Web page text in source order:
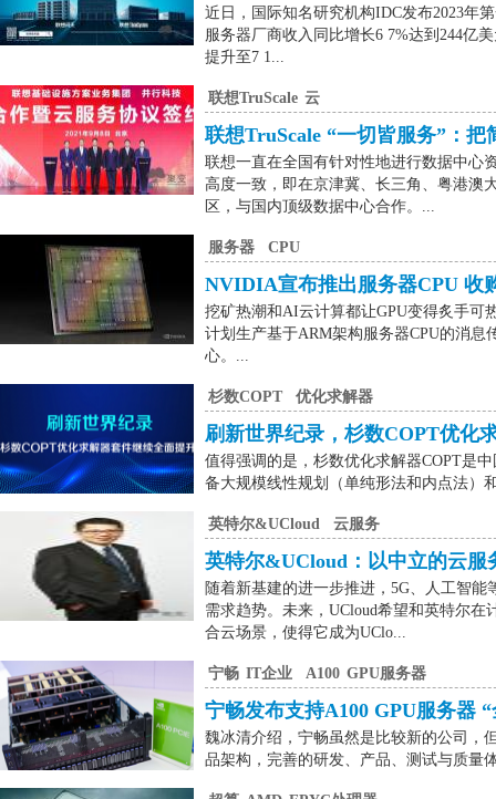
近日，国际知名研究机构IDC发布2023年
服务器厂商收入同比增长6 7%达到244亿
提升至7 1...
联想TruScale 云
联想TruScale “一切皆服务”：把
联想一直在全国有针对性地进行数据中心
高度一致，即在京津冀、长三角、粤港澳
区，与国内顶级数据中心合作。...
服务器 CPU
NVIDIA宣布推出服务器CPU 收
挖矿热潮和AI云计算都让GPU变得炙手
计划生产基于ARM架构服务器CPU的消
心。...
杉数COPT 优化求解器
刷新世界纪录，杉数COPT优化
值得强调的是，杉数优化求解器COPT是
备大规模线性规划（单纯形法和内点法）
英特尔&UCloud 云服务
英特尔&UCloud：以中立的云服
随着新基建的进一步推进，5G、人工智
需求趋势。未来，UCloud希望和英特尔
合云场景，使得它成为UClo...
宁畅 IT企业 A100 GPU服务器
宁畅发布支持A100 GPU服务器
魏冰清介绍，宁畅虽然是比较新的公司，
品架构，完善的研发、产品、测试与质量